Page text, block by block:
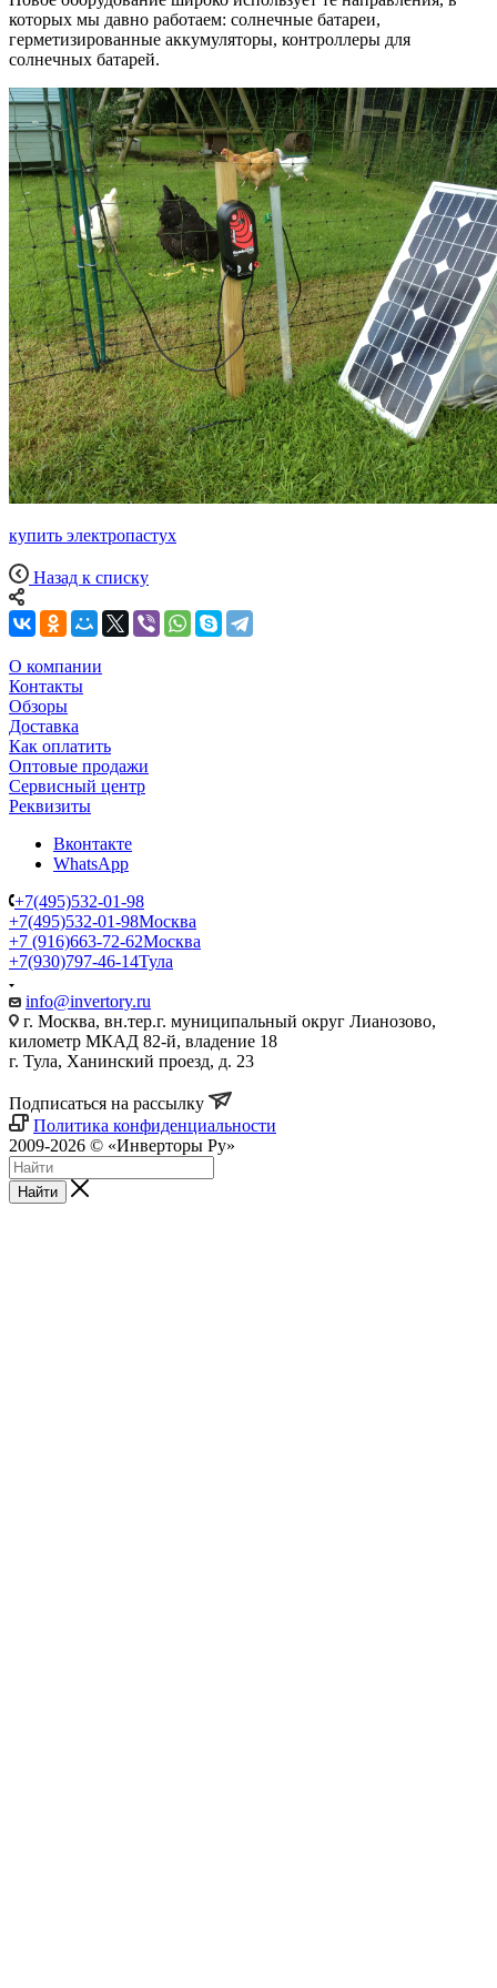
которых мы давно работаем: солнечные батареи,
герметизированные аккумуляторы, контроллеры для
солнечных батарей.
купить электропастух
Назад к списку
О компании
Контакты
Обзоры
Доставка
Как оплатить
Оптовые продажи
Сервисный центр
Реквизиты
Вконтакте
WhatsApp
+7(495)532-01-98
+7(495)532-01-98Москва
+7 (916)663-72-62Москва
+7(930)797-46-14Тула
info@invertory.ru
г. Москва, вн.тер.г. муниципальный округ Лианозово,
километр МКАД 82-й, владение 18
г. Тула, Ханинский проезд, д. 23
Подписаться на рассылку
Политика конфиденциальности
2009-2026 © «Инверторы Ру»
Найти